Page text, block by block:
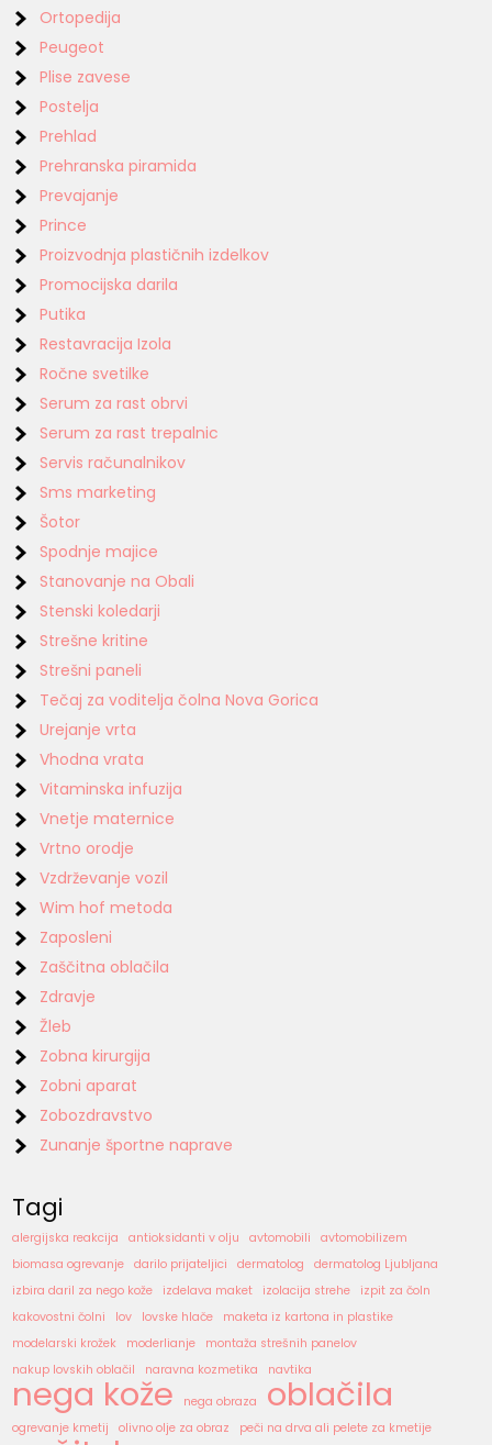
Ortopedija
Peugeot
Plise zavese
Postelja
Prehlad
Prehranska piramida
Prevajanje
Prince
Proizvodnja plastičnih izdelkov
Promocijska darila
Putika
Restavracija Izola
Ročne svetilke
Serum za rast obrvi
Serum za rast trepalnic
Servis računalnikov
Sms marketing
Šotor
Spodnje majice
Stanovanje na Obali
Stenski koledarji
Strešne kritine
Strešni paneli
Tečaj za voditelja čolna Nova Gorica
Urejanje vrta
Vhodna vrata
Vitaminska infuzija
Vnetje maternice
Vrtno orodje
Vzdrževanje vozil
Wim hof metoda
Zaposleni
Zaščitna oblačila
Zdravje
Žleb
Zobna kirurgija
Zobni aparat
Zobozdravstvo
Zunanje športne naprave
Tagi
alergijska reakcija antioksidanti v olju avtomobili
avtomobilizem
biomasa ogrevanje
darilo prijateljici dermatolog
dermatolog Ljubljana
izbira daril za nego kože
izdelava maket izolacija strehe
izpit za čoln
kakovostni čolni
lov lovske hlače
maketa iz kartona in plastike
modelarski krožek
moderlianje
montaža strešnih panelov
nakup lovskih oblačil
naravna kozmetika navtika
nega kože nega obraza oblačila
ogrevanje kmetij olivno olje za obraz peči na drva ali pelete za kmetije